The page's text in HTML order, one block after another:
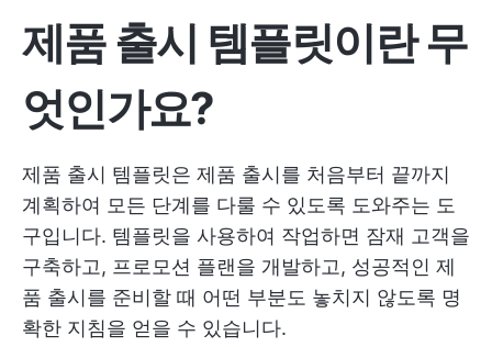
제품 출시 템플릿이란 무
엇인가요?
제품 출시 템플릿은 제품 출시를 처음부터 끝까지
계획하여 모든 단계를 다룰 수 있도록 도와주는 도
구입니다. 템플릿을 사용하여 작업하면 잠재 고객을
구축하고, 프로모션 플랜을 개발하고, 성공적인 제
품 출시를 준비할 때 어떤 부분도 놓치지 않도록 명
확한 지침을 얻을 수 있습니다.